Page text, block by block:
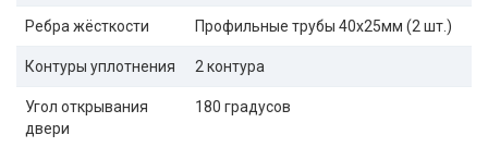
Ребра жёсткости Профильные трубы 40х25мм (2 шт.)
Контуры уплотнения 2 контура
Угол открывания
двери
180 градусов